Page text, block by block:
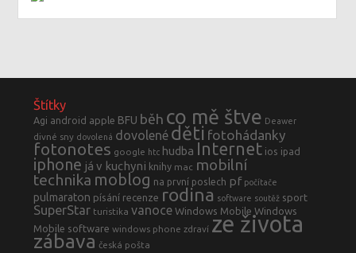
Štítky
Agi android apple BFU běh co mě štve Deawer
divné sny dovolená dovolené děti fotohádanky
fotonotes google htc hudba Internet ios ipad
iphone já v kuchyni knihy mac mobilní
technika moblog na první poslech pf počítače
pulmaraton písání recenze rodina software soutěž sport
SuperStar turistika vanoce Windows Mobile Windows
Mobile software windows phone zdraví ze života
zábava česká pošta